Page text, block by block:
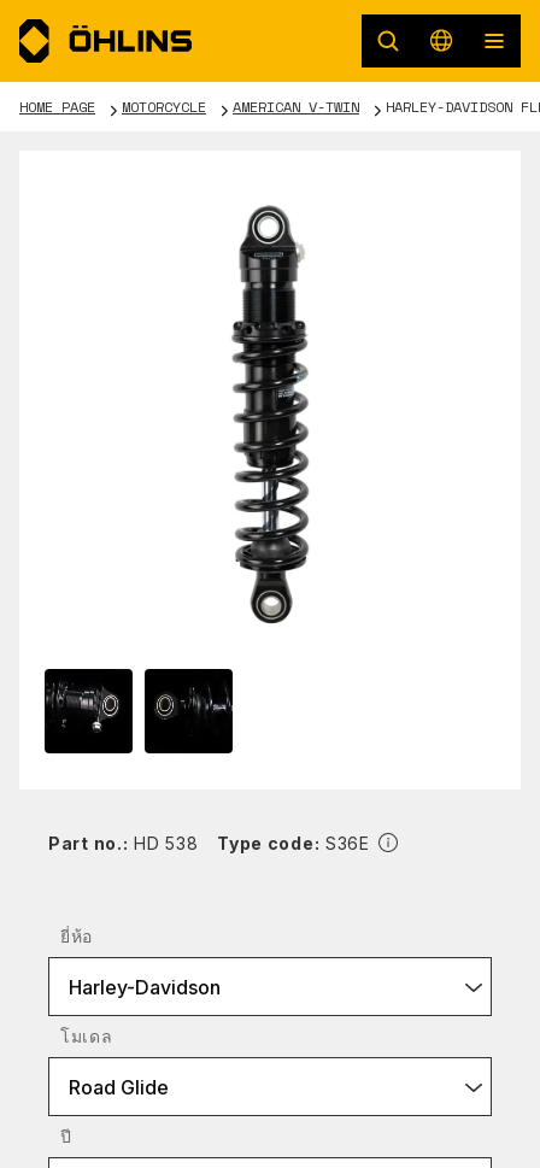
HOME PAGE MOTORCYCLE AMERICAN V-TWIN HARLEY-DAVIDSON
Part no.: HD 538 Type code: S36E
ยี่ห้อ
Harley-Davidson
โมเดล
Road Glide
ปี